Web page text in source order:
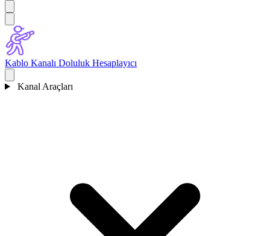
Kablo Kanalı Doluluk Hesaplayıcı
Kanal Araçları